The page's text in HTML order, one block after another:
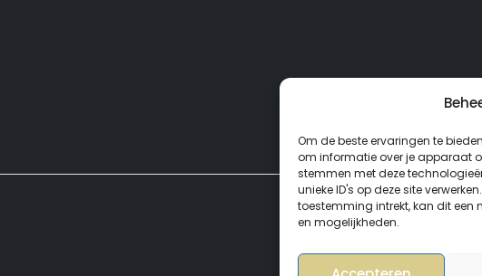
Om de beste ervaringen te
om informatie over je apparaat
stemmen met deze
unieke ID's op deze site
toestemming intrekt, kan dit
en mogelijkheden.